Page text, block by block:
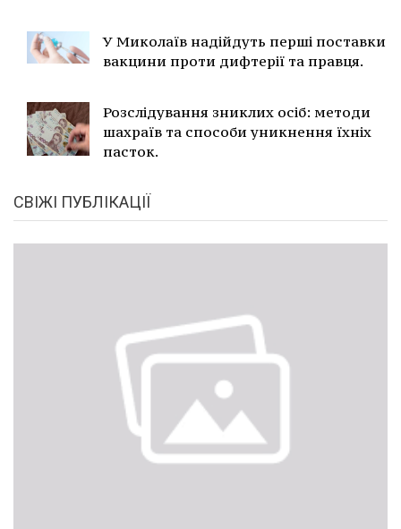
У Миколаїв надійдуть перші поставки
вакцини проти дифтерії та правця.
Розслідування зниклих осіб: методи
шахраїв та способи уникнення їхніх
пасток.
СВІЖІ ПУБЛІКАЦІЇ